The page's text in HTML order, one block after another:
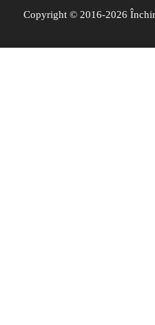
Copyright © 2016-2026